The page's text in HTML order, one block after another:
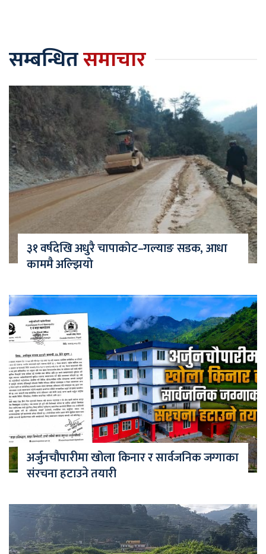
सम्बन्धितसमाचार
३१ वर्षदेखि अधुरै चापाकोट–गल्याङ सडक, आधा
काममै अल्झियो
अर्जुनचौपारीमा खोला किनार र सार्वजनिक जग्गाका
संरचना हटाउने तयारी